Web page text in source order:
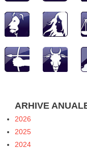
ARHIVE
2026
2025
2024